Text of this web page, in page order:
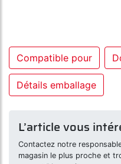
Compatible pour
Détails emballage
L’article vous
Contactez notre
magasin le plus proche et